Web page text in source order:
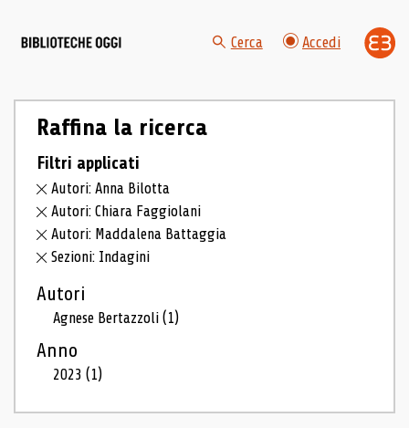
Cerca Accedi
Raffina la ricerca
Filtri applicati
Autori: Anna Bilotta
Autori: Chiara Faggiolani
Autori: Maddalena Battaggia
Sezioni: Indagini
Autori
Agnese Bertazzoli(1)
Anno
2023(1)